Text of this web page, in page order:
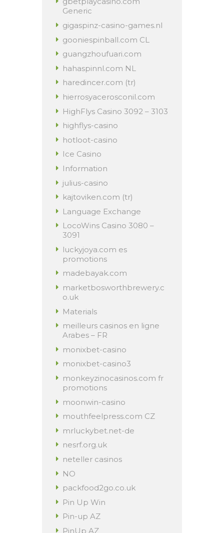
Generic
gigaspinz-casino-games.nl
gooniespinball.com CL
guangzhoufuari.com
hahaspinnl.com NL
haredincer.com (tr)
hierrosyacerosconil.com
HighFlys Casino 3092 – 3103
highflys-casino
hotloot-casino
Ice Casino
Information
julius-casino
kajtoviken.com (tr)
Language Exchange
LocoWins Casino 3080 –
3091
luckyjoya.com es
promotions
madebayak.com
marketbosworthbrewery.c
o.uk
Materials
meilleurs casinos en ligne
Arabes – FR
monixbet-casino
monixbet-casino3
monkeyzinocasinos.com fr
promotions
moonwin-casino
mouthfeelpress.com CZ
mrluckybet.net-de
nesrf.org.uk
neteller casinos
NO
packfood2go.co.uk
Pin Up Win
Pin-up AZ
PinUp AZ